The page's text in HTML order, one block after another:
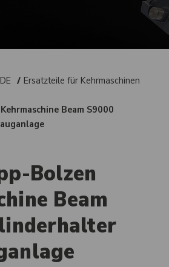
Ersatzteile für Kehrmaschinen
Beam S9000
Bolzen
Beam